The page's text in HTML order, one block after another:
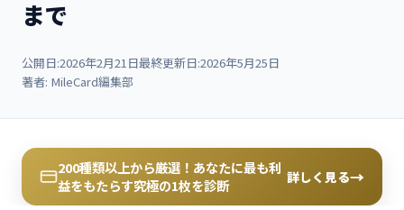
まで
公開日:2026年2月21日最終更新日:2026年5月25日
著者: MileCard編集部
200種類以上から厳選！あなたに最も利
益をもたらす究極の1枚を診断
詳しく見る→